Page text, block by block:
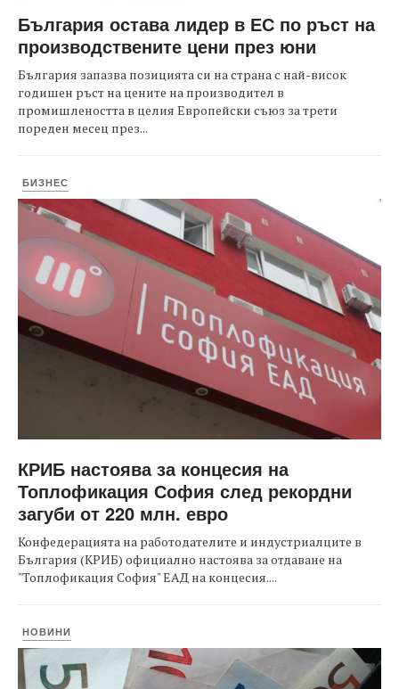
България остава лидер в ЕС по ръст на
производствените цени през юни
България запазва позицията си на страна с най-висок
годишен ръст на цените на производител в
промишлеността в целия Европейски съюз за трети
пореден месец през...
БИЗНЕС
КРИБ настоява за концесия на
Топлофикация София след рекордни
загуби от 220 млн. евро
Конфедерацията на работодателите и индустриалците в
България (КРИБ) официално настоява за отдаване на
"Топлофикация София" ЕАД на концесия....
НОВИНИ